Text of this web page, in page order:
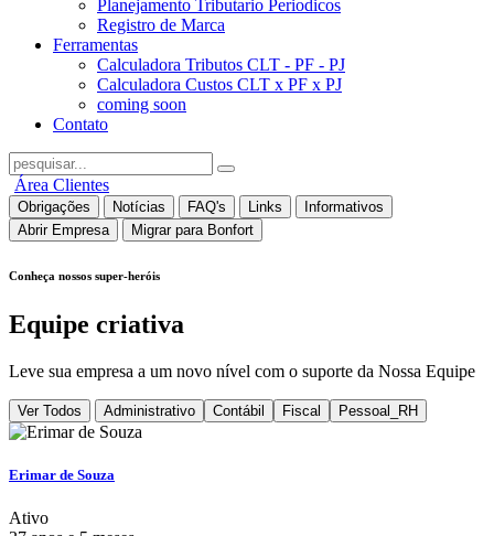
Planejamento Tributario Periodicos
Registro de Marca
Ferramentas
Calculadora Tributos CLT - PF - PJ
Calculadora Custos CLT x PF x PJ
coming soon
Contato
Área Clientes
Obrigações Notícias FAQ's Links
Informativos
Abrir Empresa
Migrar para Bonfort
Conheça nossos super-heróis
Equipe criativa
Leve sua empresa a um novo nível com o suporte da Nossa Equipe
Ver Todos Administrativo Contábil Fiscal Pessoal_RH
Erimar de Souza
Ativo